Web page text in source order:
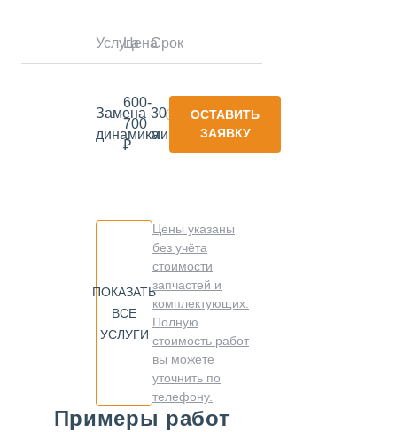
УслугаЦенаСрок
Замена
динамика
600-
700
₽
30
минут
ОСТАВИТЬ
ЗАЯВКУ
ПОКАЗАТЬ
ВСЕ
УСЛУГИ
Цены указаны
без учёта
стоимости
запчастей и
комплектующих.
Полную
стоимость работ
вы можете
уточнить по
телефону.
Примеры работ